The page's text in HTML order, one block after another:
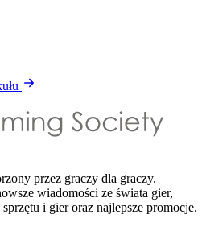
przez graczy dla graczy.
wiadomości ze świata gier,
i gier oraz najlepsze promocje.